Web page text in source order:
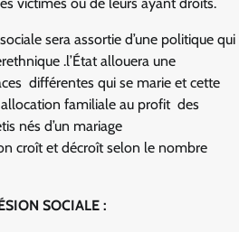
sera assortie d’une politique qui
.l’État allouera une
différentes qui se marie et cette
familiale au profit des
nés d’un mariage
croît et décroît selon le nombre
SOCIALE :